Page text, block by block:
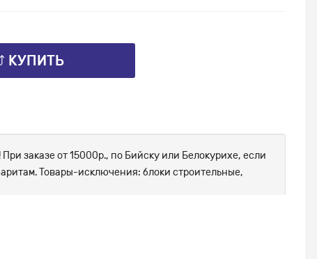
⤴ КУПИТЬ
заказе от 15000р., по Бийску или Белокурихе, если
Товары-исключения: блоки строительные,